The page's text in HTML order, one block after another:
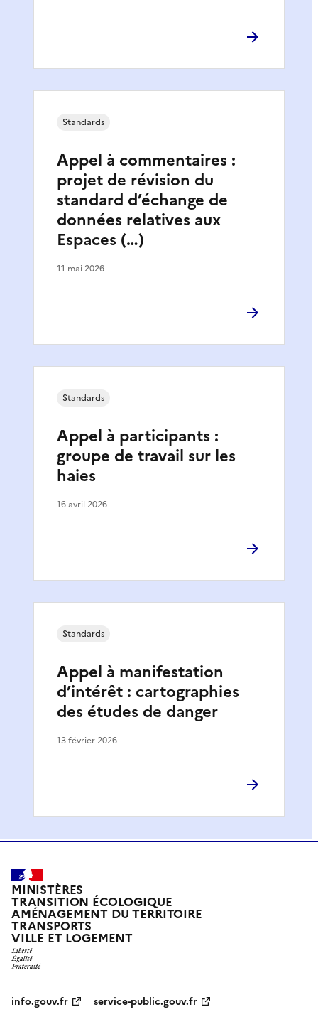
Appel à commentaires :
projet de révision du
standard d’échange de
données relatives aux
Espaces (…)
Standards
11 mai 2026
Appel à participants :
groupe de travail sur les
haies
Standards
16 avril 2026
Appel à manifestation
d’intérêt : cartographies
des études de danger
Standards
13 février 2026
MINISTÈRES
TRANSITION ÉCOLOGIQUE
AMÉNAGEMENT DU TERRITOIRE
TRANSPORTS
VILLE ET LOGEMENT
info.gouv.fr service-public.gouv.fr